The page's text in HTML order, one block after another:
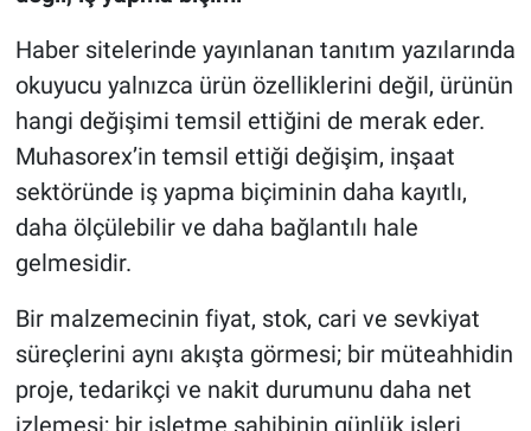
Haber sitelerinde yayınlanan tanıtım yazılarında
okuyucu yalnızca ürün özelliklerini değil, ürünün
hangi değişimi temsil ettiğini de merak eder.
Muhasorex’in temsil ettiği değişim, inşaat
sektöründe iş yapma biçiminin daha kayıtlı,
daha ölçülebilir ve daha bağlantılı hale
gelmesidir.
Bir malzemecinin fiyat, stok, cari ve sevkiyat
süreçlerini aynı akışta görmesi; bir müteahhidin
proje, tedarikçi ve nakit durumunu daha net
izlemesi; bir işletme sahibinin günlük işleri